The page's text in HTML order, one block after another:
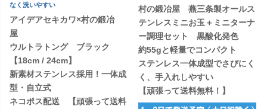
なく洗いやすい
アイデアセキカワ×村の鍛冶
屋
ウルトラトング ブラック
【18cm / 24cm】
新素材ステンレス採用！一体成
型・自立式
ネコポス配送 【頑張って送料
村の鍛冶屋 燕三条製オールス
テンレスミニお玉＋ミニターナ
ー調理セット 黒酸化発色
約55gと軽量でコンパクト
ステンレス一体成型でさびにく
く、手入れしやすい
【頑張って送料無料！】